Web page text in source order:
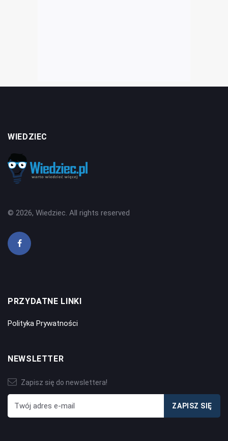
WIEDZIEC
© 2026, Wiedziec. All rights reserved
PRZYDATNE LINKI
Polityka Prywatności
NEWSLETTER
Zapisz się do newslettera!